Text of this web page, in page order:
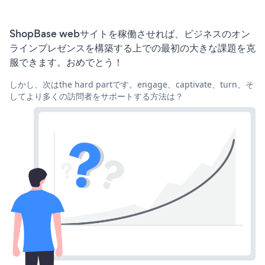
ShopBase webサイトを稼働させれば、ビジネスのオン
ラインプレゼンスを構築する上での最初の大きな課題を克
服できます。おめでとう！
しかし、次はthe hard partです。engage、captivate、turn、そ
してより多くの訪問者をサポートする方法は？